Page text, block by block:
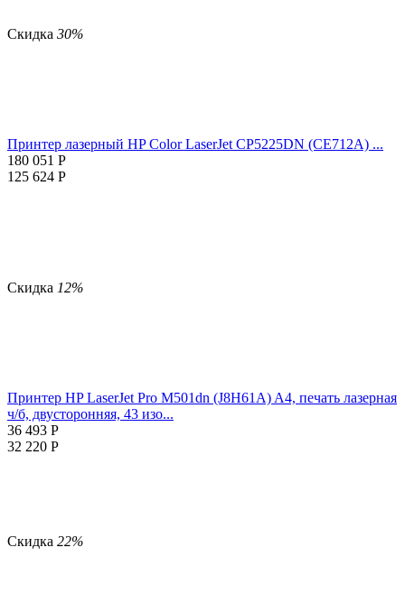
Скидка 30%
Принтер лазерный HP Color LaserJet CP5225DN (CE712A) ...
180 051 Р
125 624 Р
Скидка 12%
Принтер HP LaserJet Pro M501dn (J8H61A) A4, печать лазерная
ч/б, двусторонняя, 43 изо...
36 493 Р
32 220 Р
Скидка 22%